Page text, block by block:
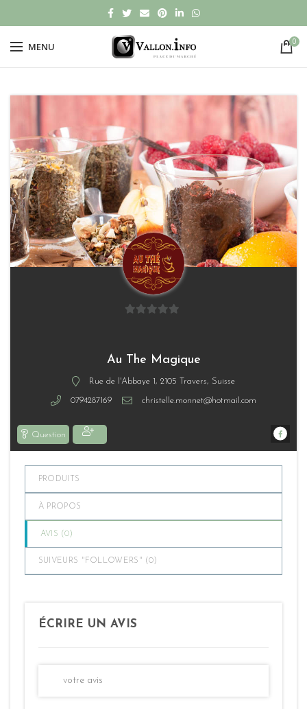
MENU 0
5
Au The Magique
Rue de l'Abbaye 1, 2105 Travers, Suisse
0794287169 christelle.monnet@hotmail.com
Question
PRODUITS
À PROPOS
AVIS (0)
SUIVEURS "FOLLOWERS" (0)
ÉCRIRE UN AVIS